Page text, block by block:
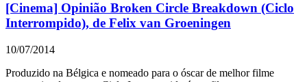
[Cinema] Opinião Broken Circle Breakdown (Ciclo
Interrompido), de Felix van Groeningen
10/07/2014
Produzido na Bélgica e nomeado para o óscar de melhor filme